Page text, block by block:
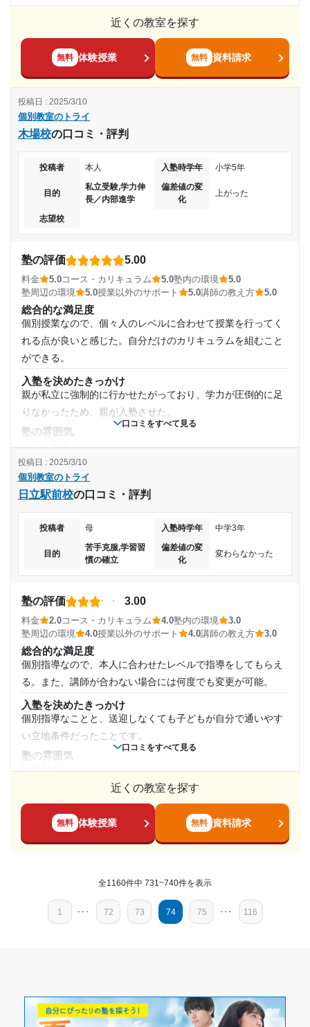
目的の達成理由
テストの点数をどれくらい上げるのか、そのためにはど
のような努力が必要なのかとコミットしてくれたからだ
と思っている。
志望校と合格状況
第一志望校：
第二志望校：
個別教室のトライ 八王子駅前校の口コミをもっと見る
塾からの連絡はマメにあり家庭学習にも力をいれらてとても
ミュニケーションもよくできていたと思います
利用詳細
中学3年
受講コース
通年
通塾頻度
週2日
1日あたりの授業時間
1時間～2時間未満
月額料金
目的の達成度
志望校と合格状況
第一志望校：
第二志望校：
第三志望校：
個別教室のトライ 佐世保駅前校の口コミをもっと見る
塾だから、妥当な金額なんだろうけど、やはり毎月この料金
は少し高いなと思ってしまう
コース・カリキュラム
いるのと、帰りが遅い事で、学習ブースをあまり使えていな
い
講師の教え方
のか分からないが、分かりやすく教えてくれて、楽しく勉強
させてもらってる様子
設備の方は私が最初に見た感じだとしっかりしていると思
ど
塾周辺の環境
車で行かないと行けない距離なのはマイナスだが、ここだと
頑張れると言うので、親も頑張って送迎しないとと思ってい
ます。
授業以外のサポート
(相談・面談、家庭学習のサポート、授業以外のコミュニケーション等)
特に親が呼ばれて塾の先生と話した事はないので、ちょっと
評価できない。どんな感じでやってるのか、見てまた今後相
談できる感じなら相談もしてみたい。
利用詳細
2024年10月〜通塾中 (投稿日時点)
通年
通塾頻度
週1日
1時間～2時間未満
月額料金
10,001円〜20,000円
目的の達成度
目的の達成理由
まだ、そこまで成績が上がった感じがしないので、通っ
---
個別教室のトライ 豊川校の口コミをもっと見る
近くの教室を探す
無料 体験授業 無料 資料請求
口コミをすべて見る
個別教室のトライ
木場校の口コミ・評判
投稿日 : 2025/3/10
投稿者 本人 入塾時学年 小学5年
目的
私立受験,学力伸
長／内部進学
偏差値の変
化
上がった
志望校
塾の評価 5.00
料金 5.0コース・カリキュラム 5.0塾内の環境
5.0
塾周辺の環境
5.0授業以外のサポート 5.0講師の教え方 5.0
総合的な満足度
個別授業なので、個々人のレベルに合わせて授業を行ってく
れる点が良いと感じた。自分だけのカリキュラムを組むこと
ができる。
入塾を決めたきっかけ
親が私立に強制的に行かせたがっており、学力が圧倒的に足
りなかったため、親が入塾させた。
塾の雰囲気
料金
金額だけを見ると高い気がするが、教員、教育の質を考慮す
ると適切な値段だと感じる。
そもそも学習コースが分かれておらず、学生ごとのニーズに
応える形で授業が展開される。
在している。国数英社理すべて教えられる。
塾内の環境
個別教室の影響で、個室サイズの部屋が多くあるが、きちん
と集中できる程度の環境設備が整っている。
塾周辺の環境
2駅の間らへんにある塾だが、コンビニや飲食できる店が多く
存在している。両駅ともに快速電車が停車する。
授業以外のサポート
(相談・面談、家庭学習のサポート、授業以外のコミュニケーション等)
定期的にエリアマネージャーとの面談がある。月1回学習状況
が記されたレポートが届く。
2017年以前〜2023年2月(5年以上)
受講コース
週2日
口コミをすべて見る
個別教室のトライ
日立駅前校の口コミ・評判
投稿日 : 2025/3/10
投稿者 母 入塾時学年 中学3年
目的
苦手克服,学習習
慣の確立
偏差値の変
化
変わらなかった
塾の評価 3.00
料金 2.0コース・カリキュラム 4.0塾内の環境
3.0
塾周辺の環境
4.0授業以外のサポート 4.0講師の教え方 3.0
総合的な満足度
個別指導なので、本人に合わせたレベルで指導をしてもらえ
る。また、講師が合わない場合には何度でも変更が可能。
入塾を決めたきっかけ
個別指導なことと、送迎しなくても子どもが自分で通いやす
い立地条件だったことです。
塾の雰囲気
週4回で3万円超は高いと思う。自習室の利用料金も含まれる
ので仕方ないのかもしれないが、自習室を使わない子どもだ
と１回の料金が8,000円超となり、さすがに高いなと思う。
件、子どもたちが嫌がらずに継続して通えているので。
講師の教え方
厳しい指導ではなく、本人に合わせたレベルで優しく丁寧に
じる。
近くの教室を探す
無料 体験授業 無料 資料請求
全1160件中 731~740件を表示
1 ･･･ 72 73 74 75 ･･･ 116